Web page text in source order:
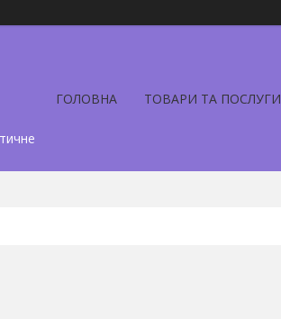
ГОЛОВНА ТОВАРИ ТА ПОСЛУГИ